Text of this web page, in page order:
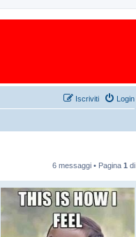
Login
Iscriviti
6 messaggi • Pagina 1 di